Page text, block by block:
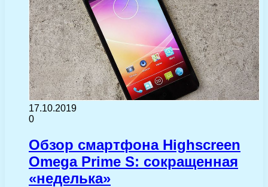
17.10.2019
0
Обзор смартфона Highscreen
Omega Prime S: сокращенная
«неделька»